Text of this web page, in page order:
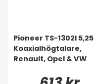
Pioneer TS-1302I 5,25
Koaxialhögtalare,
Renault, Opel & VW